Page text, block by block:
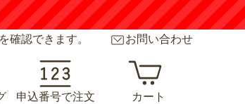
認できます。 お問い合わせ
申込番号で注文 カート